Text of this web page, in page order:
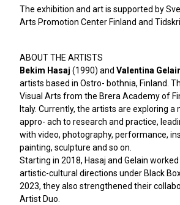
The exhibition and art is supported by
Arts Promotion Center Finland and
ABOUT THE ARTISTS
Bekim Hasaj (1990) andValentina
artists based in Ostro- bothnia, Finland.
Visual Arts from the Brera Academy of
Italy. Currently, the artists are exploring a
appro- ach to research and practice,
with video, photography, performance,
painting, sculpture and so on.
Starting in 2018, Hasaj and Gelain
artistic-cultural directions under Black
2023, they also strengthened their
Artist Duo.